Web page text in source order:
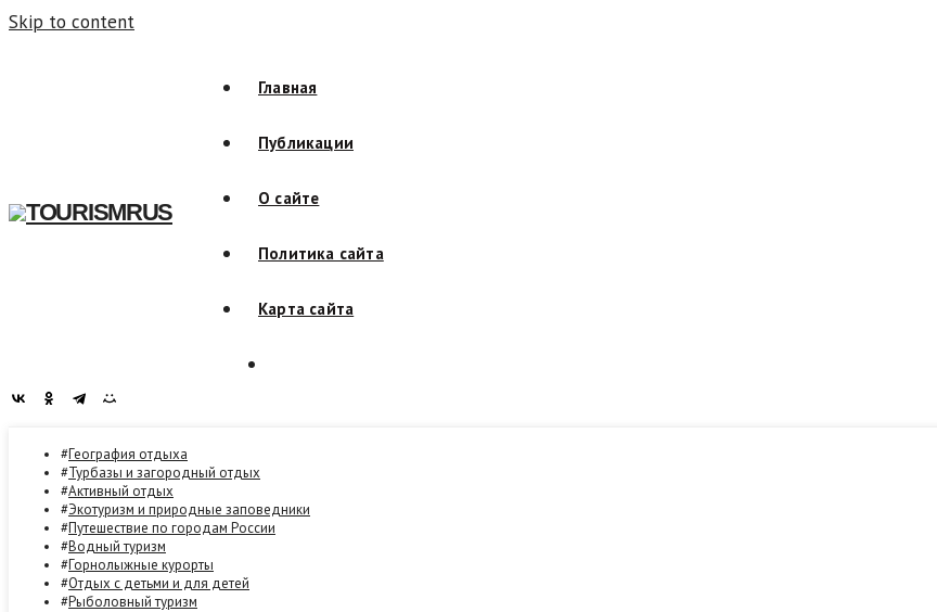
Skip to content
TOURISMRUS
Главная
Публикации
О сайте
Политика сайта
Карта сайта
География отдыха
Турбазы и загородный отдых
Активный отдых
Экотуризм и природные заповедники
Путешествие по городам России
Водный туризм
Горнолыжные курорты
Отдых с детьми и для детей
Рыболовный туризм